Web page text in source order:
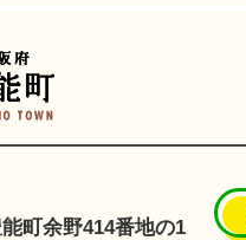
町余野414番地の1